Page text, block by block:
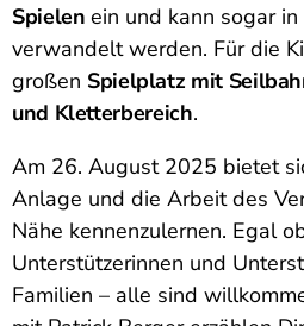
Spielen ein und kann sogar
verwandelt werden. Für die
großen Spielplatz mit
und Kletterbereich.
Am 26. August 2025 bietet
Anlage und die Arbeit des
Nähe kennenzulernen. Egal
Unterstützerinnen und
Familien – alle sind